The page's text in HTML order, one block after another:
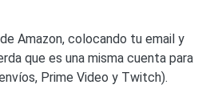
Amazon, colocando tu email y
que es una misma cuenta para
Prime Video y Twitch).